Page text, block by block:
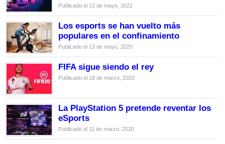
Publicado el 13 de mayo, 2022
Los esports se han vuelto más
populares en el confinamiento
Publicado el 13 de mayo, 2020
FIFA sigue siendo el rey
Publicado el 18 de marzo, 2020
La PlayStation 5 pretende reventar los
eSports
Publicado el 11 de marzo, 2020